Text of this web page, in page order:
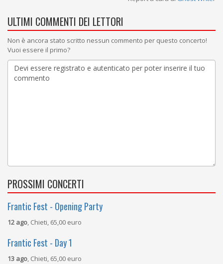
ULTIMI COMMENTI DEI LETTORI
Non è ancora stato scritto nessun commento per questo concerto!
Vuoi essere il primo?
PROSSIMI CONCERTI
Frantic Fest - Opening Party
12 ago, Chieti, 65,00 euro
Frantic Fest - Day 1
13 ago, Chieti, 65,00 euro